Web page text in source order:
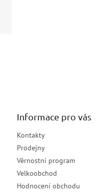
Informace pro vás
Kontakty
Prodejny
Věrnostní program
Velkoobchod
Hodnocení obchodu